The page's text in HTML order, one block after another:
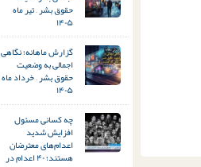
حقوق بشر – تیر ماه
۱۴۰۵
گزارش ماهانه؛ نگاهی
اجمالی به وضعیت
حقوق بشر – خرداد ماه
۱۴۰۵
چه کسانی مسئول
افزایش شدید
اعدام‌های معترضان
هستند؛ ۴۰ اعدام در